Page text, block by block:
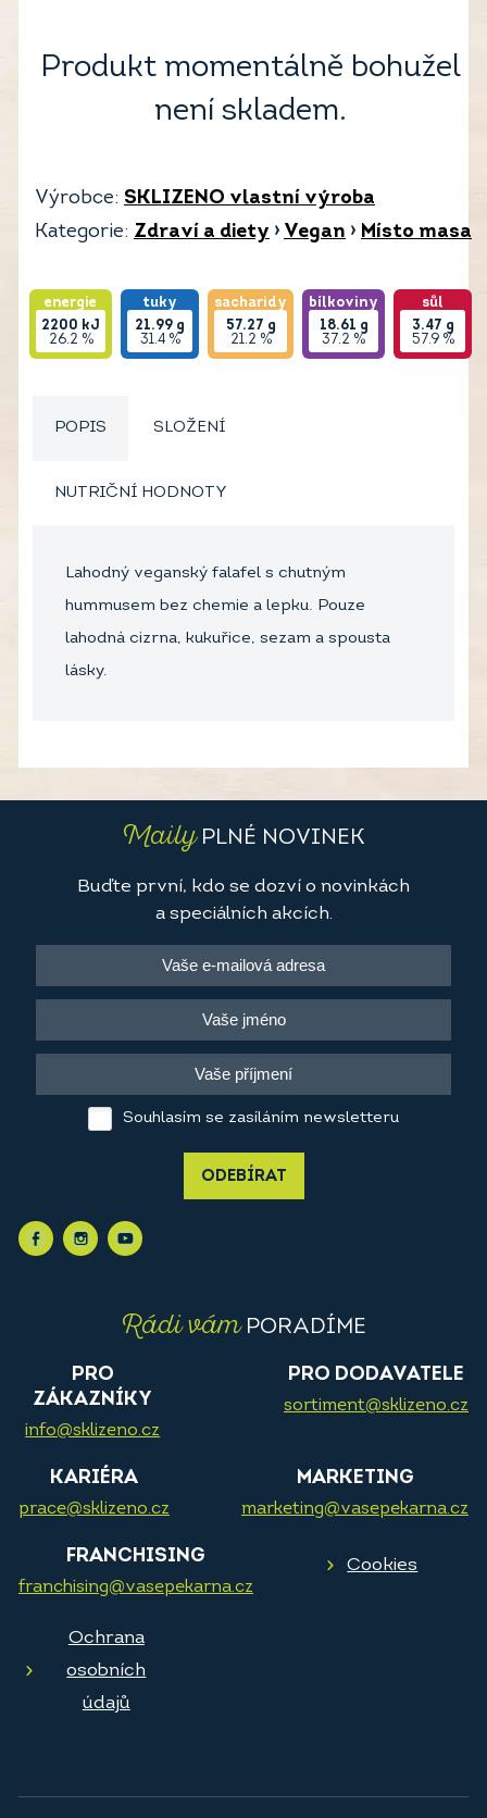
Produkt momentálně bohužel
není skladem.
Výrobce: SKLIZENO vlastní výroba
Kategorie: Zdraví a diety › Vegan › Místo masa
energie
2200 kJ
26.2 %
tuky
21.99 g
31.4 %
sacharidy
57.27 g
21.2 %
bílkoviny
18.61 g
37.2 %
sůl
3.47 g
57.9 %
POPIS SLOŽENÍ
NUTRIČNÍ HODNOTY
Lahodný veganský falafel s chutným
hummusem bez chemie a lepku. Pouze
lahodná cizrna, kukuřice, sezam a spousta
lásky.
MailyPLNÉ NOVINEK
Buďte první, kdo se dozví o novinkách
a speciálních akcích.
Souhlasím se zasíláním newsletteru
ODEBÍRAT
Rádi vámPORADÍME
PRO
ZÁKAZNÍKY
info@sklizeno.cz
PRO DODAVATELE
sortiment@sklizeno.cz
KARIÉRA
prace@sklizeno.cz
MARKETING
marketing@vasepekarna.cz
FRANCHISING
franchising@vasepekarna.cz
Cookies
Ochrana
osobních
údajů